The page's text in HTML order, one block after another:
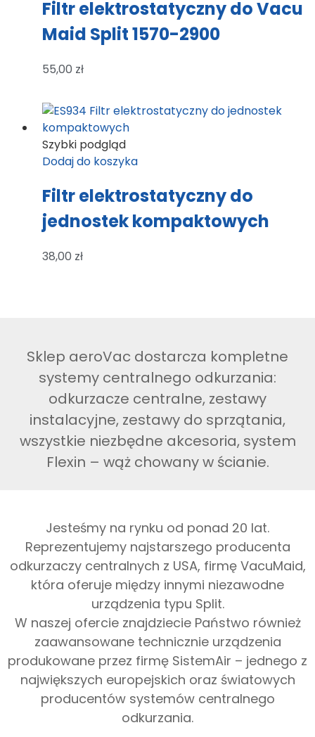
Filtr elektrostatyczny do Vacu
Maid Split 1570-2900
55,00 zł
Szybki podgląd
Dodaj do koszyka
Filtr elektrostatyczny do
jednostek kompaktowych
38,00 zł
Sklep aeroVac dostarcza kompletne
systemy centralnego odkurzania:
odkurzacze centralne, zestawy
instalacyjne, zestawy do sprzątania,
wszystkie niezbędne akcesoria, system
Flexin – wąż chowany w ścianie.
Jesteśmy na rynku od ponad 20 lat.
Reprezentujemy najstarszego producenta
odkurzaczy centralnych z USA, firmę VacuMaid,
która oferuje między innymi niezawodne
urządzenia typu Split.
W naszej ofercie znajdziecie Państwo również
zaawansowane technicznie urządzenia
produkowane przez firmę SistemAir – jednego z
największych europejskich oraz światowych
producentów systemów centralnego
odkurzania.